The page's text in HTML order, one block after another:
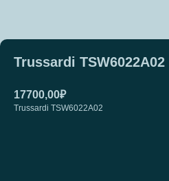
Trussardi TSW6022A02
17700,00₽
Trussardi TSW6022A02